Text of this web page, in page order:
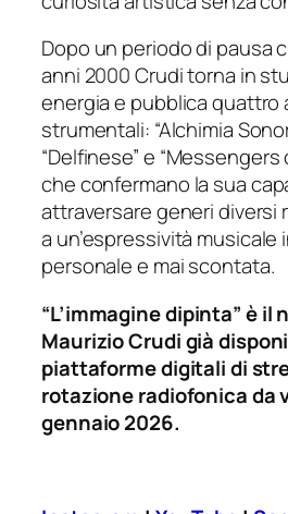
Dopo un periodo di pausa
anni 2000 Crudi torna in
energia e pubblica quattro
strumentali: “Alchimia
“Delfinese” e “Messengers
che confermano la sua
attraversare generi diversi
a un’espressività musicale
personale e mai scontata.
“L’immagine dipinta” è il
Maurizio Crudi già
piattaforme digitali di
rotazione radiofonica da
gennaio 2026.